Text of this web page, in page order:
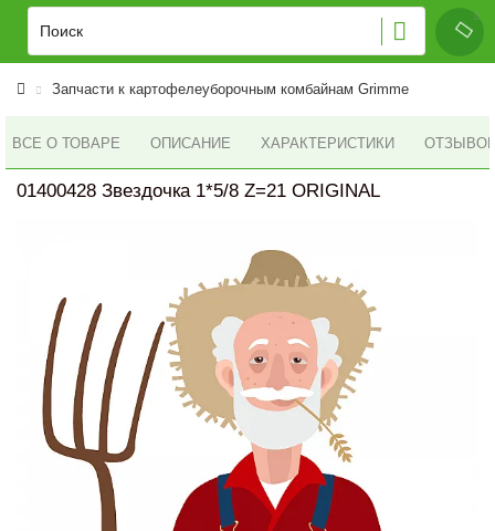
Запчасти к картофелеуборочным комбайнам Grimme
ВСЕ О ТОВАРЕ ОПИСАНИЕ ХАРАКТЕРИСТИКИ ОТЗЫВОВ
01400428 Звездочка 1*5/8 Z=21 ORIGINAL